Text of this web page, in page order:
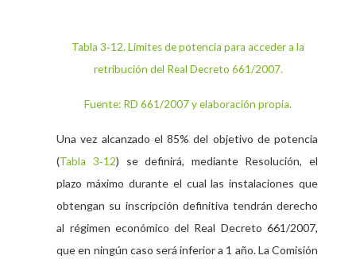
Tabla 3‑12. Límites de potencia para acceder a la
retribución del Real Decreto 661/2007.
Fuente: RD 661/2007 y elaboración propia.
Una vez alcanzado el 85% del objetivo de potencia
(Tabla 3‑12) se definirá, mediante Resolución, el
plazo máximo durante el cual las instalaciones que
obtengan su inscripción definitiva tendrán derecho
al régimen económico del Real Decreto 661/2007,
que en ningún caso será inferior a 1 año. La Comisión